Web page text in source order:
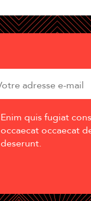
Enim quis fugiat
occaecat occaecat
deserunt.